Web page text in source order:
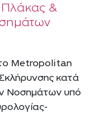
Πλάκας &
Metropolitan
κατά
Νοσημάτων υπό